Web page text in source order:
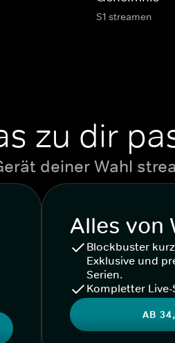
S1 streamen
zu dir
deiner Wahl
Alles von
Blockbuster
Exklusive und
Serien.
Kompletter
AB